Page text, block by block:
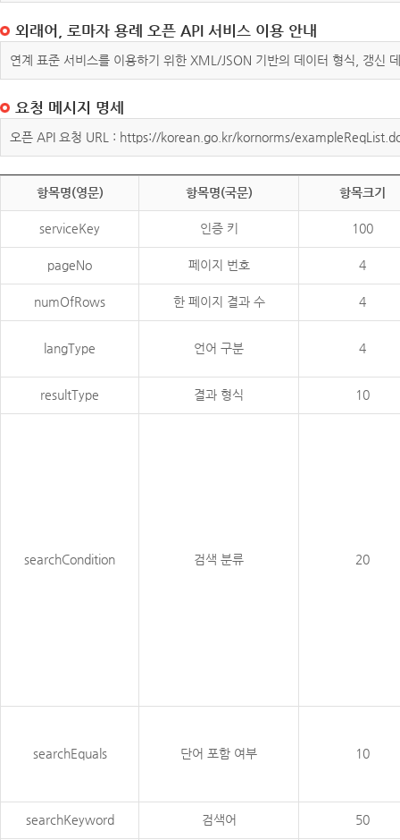
외래어, 로마자 용례 오픈 API 서비스 이용 안내
연계 표준 서비스를 이용하기 위한 XML/JSON 기반의 데이터 형식, 갱신
요청 메시지 명세
오픈 API 요청 URL : https://korean.go.kr/kornorms/
항목명(영문) 항목명(국문) 항목크기
serviceKey 인증 키 100
pageNo 페이지 번호 4
numOfRows 한 페이지 결과 수 4
langType 언어 구분 4
resultType 결과 형식 10
searchCondition 검색 분류 20
searchEquals 단어 포함 여부 10
searchKeyword 검색어 50